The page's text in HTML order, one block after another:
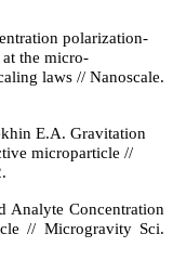
polarization-
the micro-
laws // Nanoscale.
E.A. Gravitation
microparticle //
Analyte Concentration
// Microgravity Sci.